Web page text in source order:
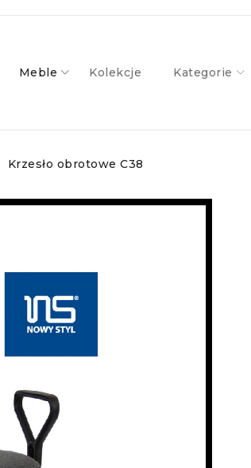
Meble Kolekcje Kategorie
Krzesło obrotowe C38